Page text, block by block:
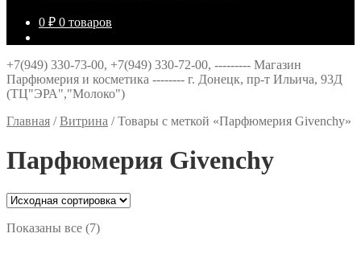
0 ₽ 0 товаров
+7(949) 330-73-00, +7(949) 330-72-00, --------- Магазин
Парфюмерия и косметика -------- г. Донецк, пр-т Ильича, 93Д
(ТЦ"ЭРА","Молоко")
Главная /Витрина /Товары с меткой «Парфюмерия Givenchy»
Парфюмерия Givenchy
Показаны все (7)